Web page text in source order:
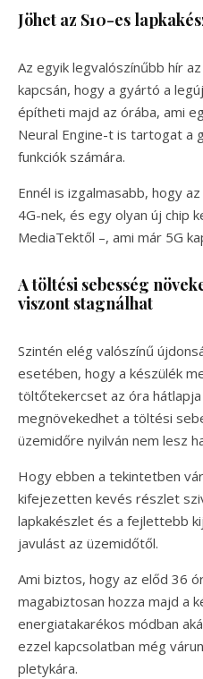
Jöhet az S10-es
Az egyik legvalószínűbb hír
kapcsán, hogy a gyártó a
építheti majd az órába, ami
Neural Engine-t is tartogat a
funkciók számára.
Ennél is izgalmasabb, hogy
4G-nek, és egy olyan új chip
MediaTektől –, ami már 5G
A töltési sebesség
viszont stagnálhat
Szintén elég valószínű
esetében, hogy a készülék
töltőtekercset az óra
megnövekedhet a töltési
üzemidőre nyilván nem lesz
Hogy ebben a tekintetben
kifejezetten kevés részlet
lapkakészlet és a fejlettebb
javulást az üzemidőtől.
Ami biztos, hogy az előd 36
magabiztosan hozza majd a
energiatakarékos módban
ezzel kapcsolatban még
pletykára.